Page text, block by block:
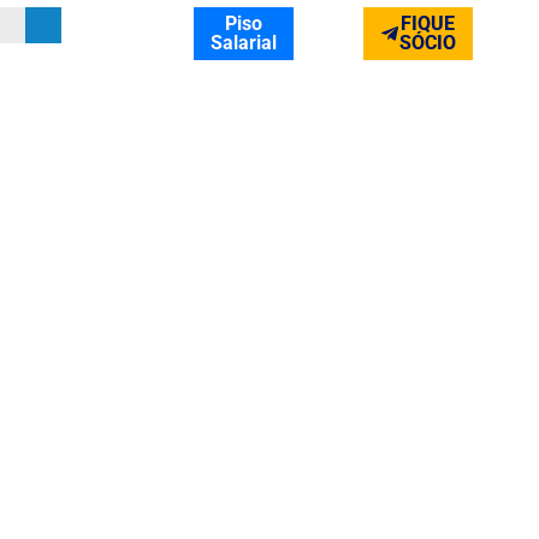
Piso
Salarial
FIQUE
SÓCIO